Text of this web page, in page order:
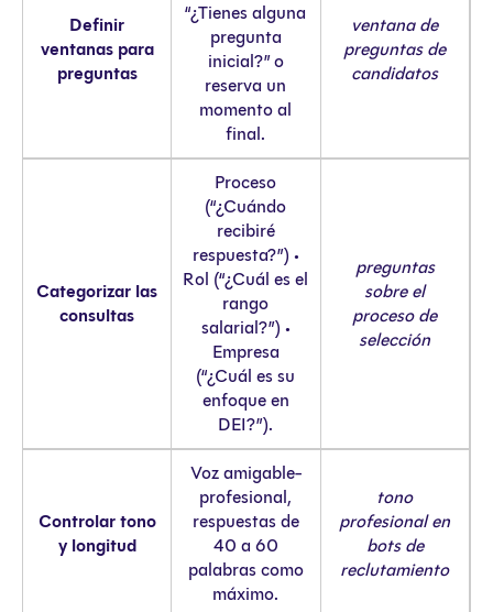
Definir
ventanas para
preguntas
“¿Tienes alguna
pregunta
inicial?” o
reserva un
momento al
final.
ventana de
preguntas de
candidatos
Categorizar las
consultas
Proceso
(“¿Cuándo
recibiré
respuesta?”) •
Rol (“¿Cuál es el
rango
salarial?”) •
Empresa
(“¿Cuál es su
enfoque en
DEI?”).
preguntas
sobre el
proceso de
selección
Controlar tono
y longitud
Voz amigable-
profesional,
respuestas de
40 a 60
palabras como
máximo.
tono
profesional en
bots de
reclutamiento